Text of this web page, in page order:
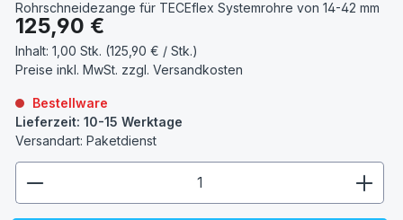
Rohrschneidezange für TECEflex Systemrohre von 14-42 mm
Regulärer Preis:
125,90 €
Inhalt: 1,00 Stk. (125,90 € / Stk.)
Preise inkl. MwSt. zzgl. Versandkosten
Bestellware
Lieferzeit: 10-15 Werktage
Versandart: Paketdienst